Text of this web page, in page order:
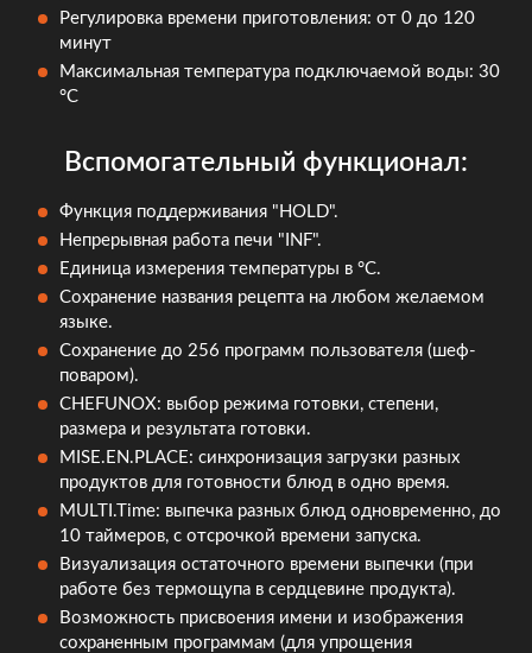
Регулировка времени приготовления: от 0 до 120
минут
Максимальная температура подключаемой воды: 30
°C
Вспомогательный функционал:
Функция поддерживания "HOLD".
Непрерывная работа печи "INF".
Единица измерения температуры в °C.
Сохранение названия рецепта на любом желаемом
языке.
Сохранение до 256 программ пользователя (шеф-
поваром).
CHEFUNOX: выбор режима готовки, степени,
размера и результата готовки.
MISE.EN.PLACE: синхронизация загрузки разных
продуктов для готовности блюд в одно время.
MULTI.Time: выпечка разных блюд одновременно, до
10 таймеров, с отсрочкой времени запуска.
Визуализация остаточного времени выпечки (при
работе без термощупа в сердцевине продукта).
Возможность присвоения имени и изображения
сохраненным программам (для упрощения